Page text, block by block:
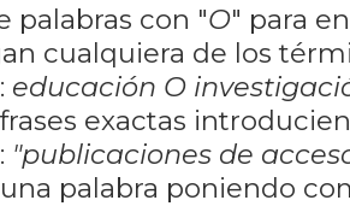
palabras con "O" para
cualquiera de los
educación O
exactas
"publicaciones de
palabra poniendo